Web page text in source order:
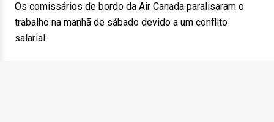
Os comissários de bordo da Air Canada paralisaram o
trabalho na manhã de sábado devido a um conflito
salarial.